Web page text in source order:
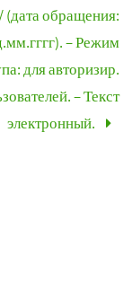
(дата обращения:
– Режим
для авторизир.
– Текст
электронный.